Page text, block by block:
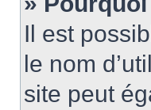
Il est
le nom
site peut